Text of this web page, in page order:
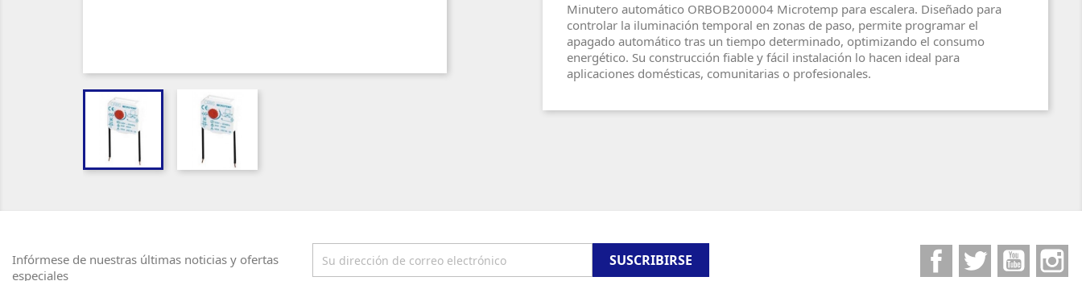
Minutero automático ORBOB200004 Microtemp para escalera. Diseñado para
controlar la iluminación temporal en zonas de paso, permite programar el
apagado automático tras un tiempo determinado, optimizando el consumo
energético. Su construcción fiable y fácil instalación lo hacen ideal para
aplicaciones domésticas, comunitarias o profesionales.
Infórmese de nuestras últimas noticias y ofertas
especiales
FacebookTwitter YouTube